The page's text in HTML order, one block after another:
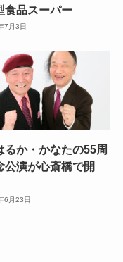
食品スーパー
7月3日
るか・かなたの55周
公演が心斎橋で開
6月23日